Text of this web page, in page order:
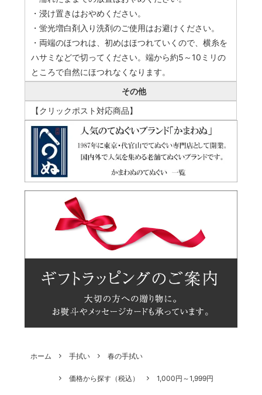
・浸け置きはおやめください。
・蛍光増白剤入り洗剤のご使用はお避けください。
・両端のほつれは、初めはほつれていくので、横糸を
ハサミなどで切ってください。端から約5～10ミリの
ところで自然にほつれなくなります。
その他
【クリックポスト対応商品】
ホーム 手拭い 春の手拭い
価格から探す（税込） 1,000円～1,999円